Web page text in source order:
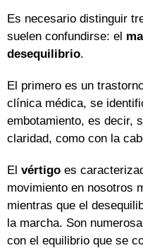
Es necesario distinguir
suelen confundirse: el
desequilibrio.
El primero es un
clínica médica, se
embotamiento, es decir,
claridad, como con la
El vértigo es
movimiento en nosotros
mientras que el
la marcha. Son
con el equilibrio que se